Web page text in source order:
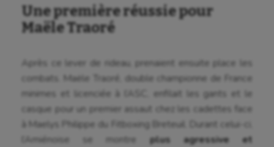
Une première réussie pour
Maële Traoré
Après ce lever de rideau, prenaient ensuite place les
combats. Maële Traoré, double championne de France
minimes et licenciée à l’ASC, enfilait les gants et le
casque pour un premier assaut chez les cadettes face
à Maelys Philippe du Fitboxing Breteuil. Durant celui-ci,
l’Amiénoise se montre plus agressive et